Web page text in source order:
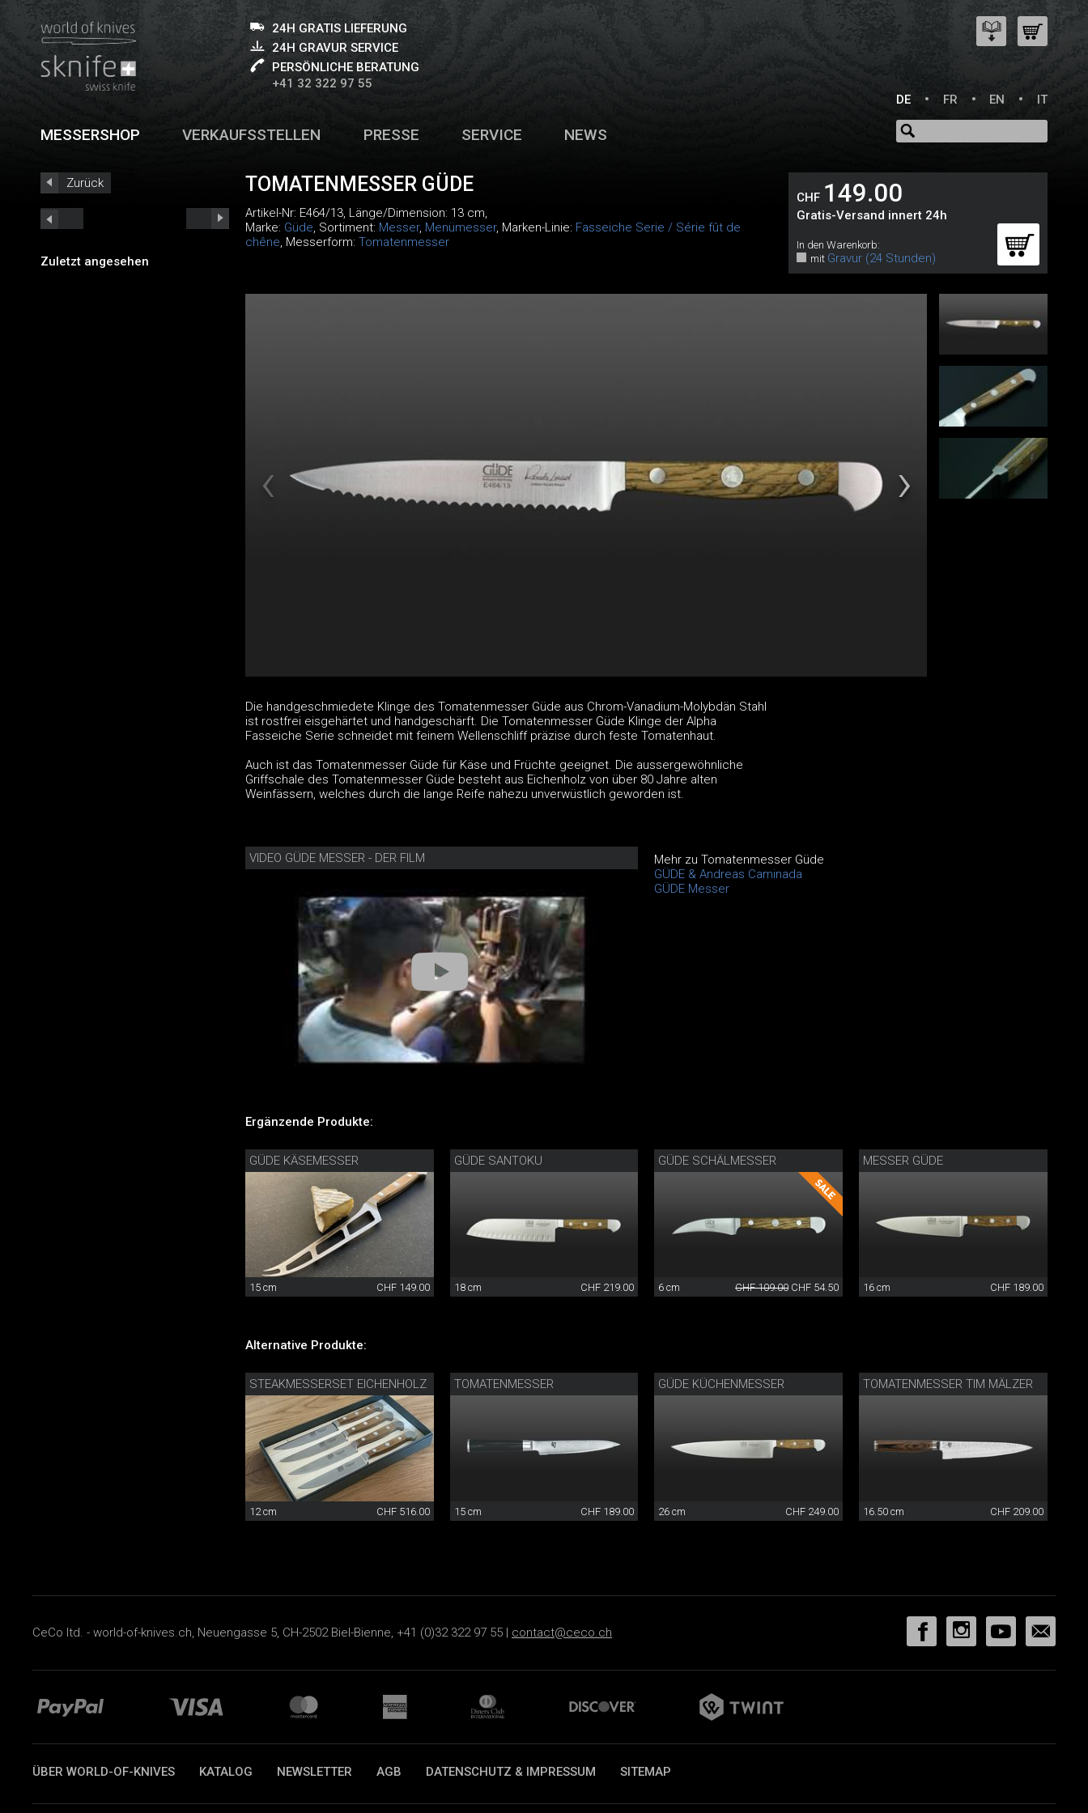
24H GRATIS LIEFERUNG
24H GRAVUR SERVICE
PERSÖNLICHE BERATUNG
+41 32 322 97 55
DE
FR EN IT
MESSERSHOP VERKAUFSSTELLEN PRESSE SERVICE NEWS
Zurück
Zuletzt angesehen
TOMATENMESSER GÜDE
Artikel-Nr: E464/13, Länge/Dimension: 13 cm,
Marke: Güde, Sortiment: Messer, Menümesser, Marken-Linie: Fasseiche Serie / Série fût de
chêne, Messerform: Tomatenmesser
CHF 149.00
Gratis-Versand innert 24h
In den Warenkorb:
mit Gravur (24 Stunden)
Die handgeschmiedete Klinge des Tomatenmesser Güde aus Chrom-Vanadium-Molybdän Stahl
ist rostfrei eisgehärtet und handgeschärft. Die Tomatenmesser Güde Klinge der Alpha
Fasseiche Serie schneidet mit feinem Wellenschliff präzise durch feste Tomatenhaut.
Auch ist das Tomatenmesser Güde für Käse und Früchte geeignet. Die aussergewöhnliche
Griffschale des Tomatenmesser Güde besteht aus Eichenholz von über 80 Jahre alten
Weinfässern, welches durch die lange Reife nahezu unverwüstlich geworden ist.
VIDEO GÜDE MESSER - DER FILM
Mehr zu Tomatenmesser Güde
GÜDE & Andreas Caminada
GÜDE Messer
Ergänzende Produkte:
GÜDE KÄSEMESSER
15 cm CHF 149.00
GÜDE SANTOKU
18 cm CHF 219.00
GÜDE SCHÄLMESSER
6 cm CHF 109.00 CHF 54.50
MESSER GÜDE
16 cm CHF 189.00
Alternative Produkte:
STEAKMESSERSET EICHENHOLZ
12 cm CHF 516.00
TOMATENMESSER
15 cm CHF 189.00
GÜDE KÜCHENMESSER
26 cm CHF 249.00
TOMATENMESSER TIM MÄLZER
16.50 cm CHF 209.00
CeCo ltd. - world-of-knives.ch, Neuengasse 5, CH-2502 Biel-Bienne, +41 (0)32 322 97 55 | contact@ceco.ch
ÜBER WORLD-OF-KNIVES KATALOG NEWSLETTER AGB DATENSCHUTZ & IMPRESSUM SITEMAP